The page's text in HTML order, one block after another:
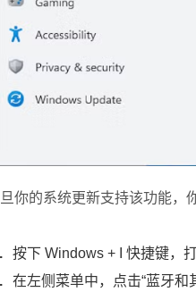
你的系统更新支持该功能，
按下 Windows + I 快捷键，打
在左侧菜单中，点击“蓝牙和